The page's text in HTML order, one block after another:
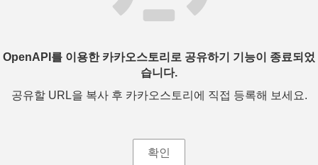
OpenAPI를 이용한 카카오스토리로 공유하기 기능이 종료되었
습니다.
공유할 URL을 복사 후 카카오스토리에 직접 등록해 보세요.
확인